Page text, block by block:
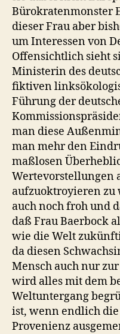
Bürokratenmonster
dieser Frau aber
um Interessen von
Offensichtlich sieht
Ministerin des
fiktiven
Führung der
man diese
man mehr den
maßlosen
Wertevorstellungen
aufzuoktroyieren zu
auch noch froh und
daß Frau Baerbock
wie die Welt
da diesen
Mensch auch nur
wird alles mit dem
Weltuntergang
ist, wenn endlich
Provenienz